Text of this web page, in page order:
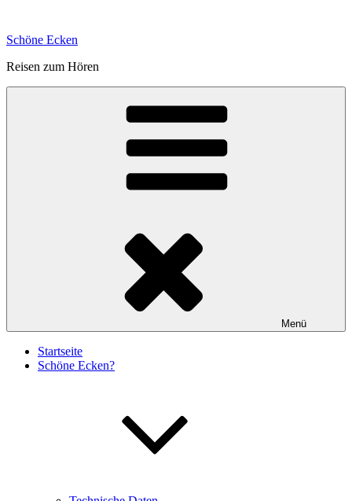
springen
Schöne Ecken
Reisen zum Hören
Menü
Startseite
Schöne Ecken?